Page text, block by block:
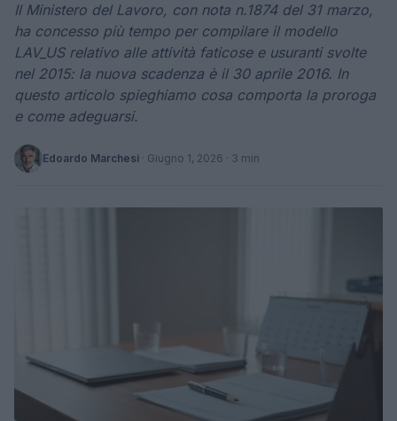
Il Ministero del Lavoro, con nota n.1874 del 31 marzo,
ha concesso più tempo per compilare il modello
LAV_US relativo alle attività faticose e usuranti svolte
nel 2015: la nuova scadenza è il 30 aprile 2016. In
questo articolo spieghiamo cosa comporta la proroga
e come adeguarsi.
Edoardo Marchesi · Giugno 1, 2026 · 3 min